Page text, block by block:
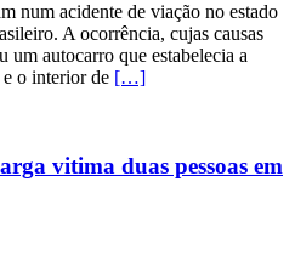
num acidente de viação no estado
A ocorrência, cujas causas
um autocarro que estabelecia a
o interior de […]
vitima duas pessoas em